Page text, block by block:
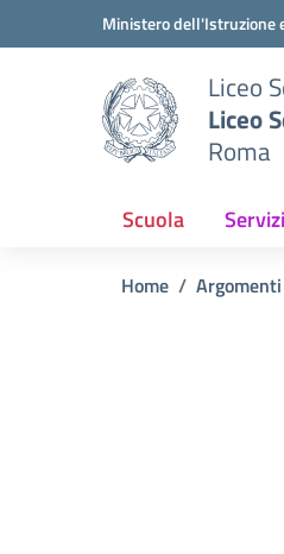
Vai ai contenuti
Vai al menu di navigazione
Ministero dell'Istruzione
Liceo
Liceo
Roma
Scuola Servizi
Home Argomenti